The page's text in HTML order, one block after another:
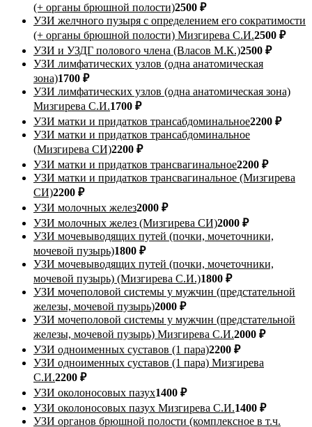
(+ органы брюшной полости)2500 ₽
УЗИ желчного пузыря с определением его сократимости
(+ органы брюшной полости) Мизгирева С.И.2500 ₽
УЗИ и УЗДГ полового члена (Власов М.К.)2500 ₽
УЗИ лимфатических узлов (одна анатомическая
зона)1700 ₽
УЗИ лимфатических узлов (одна анатомическая зона)
Мизгирева С.И.1700 ₽
УЗИ матки и придатков трансабдоминальное2200 ₽
УЗИ матки и придатков трансабдоминальное
(Мизгирева СИ)2200 ₽
УЗИ матки и придатков трансвагинальное2200 ₽
УЗИ матки и придатков трансвагинальное (Мизгирева
СИ)2200 ₽
УЗИ молочных желез2000 ₽
УЗИ молочных желез (Мизгирева СИ)2000 ₽
УЗИ мочевыводящих путей (почки, мочеточники,
мочевой пузырь)1800 ₽
УЗИ мочевыводящих путей (почки, мочеточники,
мочевой пузырь) (Мизгирева С.И.)1800 ₽
УЗИ мочеполовой системы у мужчин (предстательной
железы, мочевой пузырь)2000 ₽
УЗИ мочеполовой системы у мужчин (предстательной
железы, мочевой пузырь) Мизгирева С.И.2000 ₽
УЗИ одноименных суставов (1 пара)2200 ₽
УЗИ одноименных суставов (1 пара) Мизгирева
С.И.2200 ₽
УЗИ околоносовых пазух1400 ₽
УЗИ околоносовых пазух Мизгирева С.И.1400 ₽
УЗИ органов брюшной полости (комплексное в т.ч.